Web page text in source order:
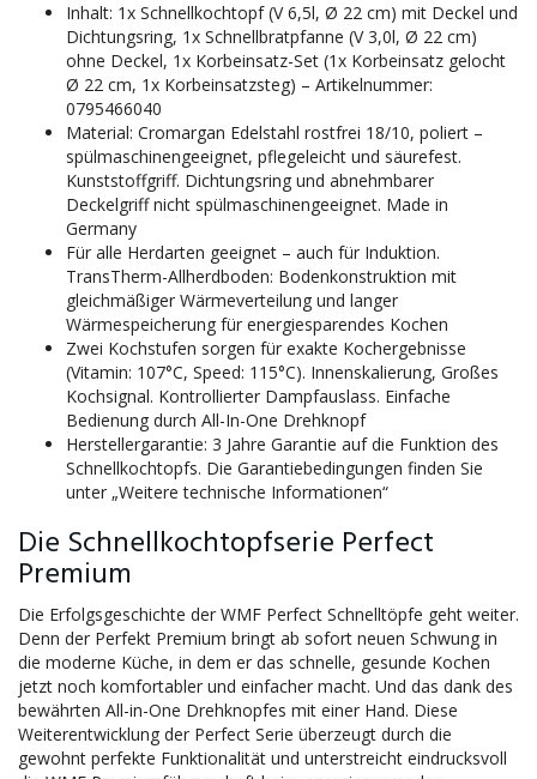
Inhalt: 1x Schnellkochtopf (V 6,5l, Ø 22 cm) mit Deckel und
Dichtungsring, 1x Schnellbratpfanne (V 3,0l, Ø 22 cm)
ohne Deckel, 1x Korbeinsatz-Set (1x Korbeinsatz gelocht
Ø 22 cm, 1x Korbeinsatzsteg) – Artikelnummer:
0795466040
Material: Cromargan Edelstahl rostfrei 18/10, poliert –
spülmaschinengeeignet, pflegeleicht und säurefest.
Kunststoffgriff. Dichtungsring und abnehmbarer
Deckelgriff nicht spülmaschinengeeignet. Made in
Germany
Für alle Herdarten geeignet – auch für Induktion.
TransTherm-Allherdboden: Bodenkonstruktion mit
gleichmäßiger Wärmeverteilung und langer
Wärmespeicherung für energiesparendes Kochen
Zwei Kochstufen sorgen für exakte Kochergebnisse
(Vitamin: 107°C, Speed: 115°C). Innenskalierung, Großes
Kochsignal. Kontrollierter Dampfauslass. Einfache
Bedienung durch All-In-One Drehknopf
Herstellergarantie: 3 Jahre Garantie auf die Funktion des
Schnellkochtopfs. Die Garantiebedingungen finden Sie
unter „Weitere technische Informationen“
Die Schnellkochtopfserie Perfect
Premium
Die Erfolgsgeschichte der WMF Perfect Schnelltöpfe geht weiter.
Denn der Perfekt Premium bringt ab sofort neuen Schwung in
die moderne Küche, in dem er das schnelle, gesunde Kochen
jetzt noch komfortabler und einfacher macht. Und das dank des
bewährten All-in-One Drehknopfes mit einer Hand. Diese
Weiterentwicklung der Perfect Serie überzeugt durch die
gewohnt perfekte Funktionalität und unterstreicht eindrucksvoll